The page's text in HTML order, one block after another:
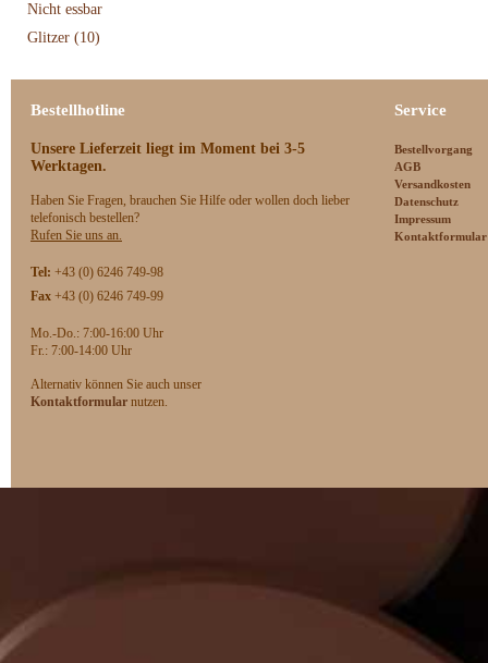
Nicht essbar
Glitzer (10)
Bestellhotline
Unsere Lieferzeit liegt im Moment bei 3-5
Werktagen.
Haben Sie Fragen, brauchen Sie Hilfe oder wollen doch lieber
telefonisch bestellen?
Rufen Sie uns an.
Tel: +43 (0) 6246 749-98
Fax +43 (0) 6246 749-99
Mo.-Do.: 7:00-16:00 Uhr
Fr.: 7:00-14:00 Uhr
Alternativ können Sie auch unser
Kontaktformular nutzen.
Service
Bestellvorgang
AGB
Versandkosten
Datenschutz
Impressum
Kontaktformular